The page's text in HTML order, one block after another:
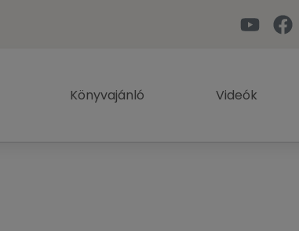
Könyvajánló Videók